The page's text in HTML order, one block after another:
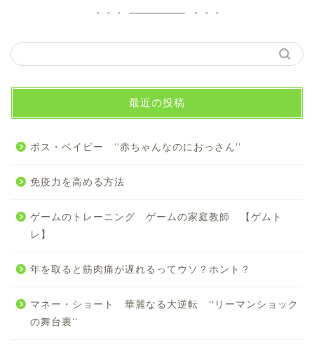
最近の投稿
ボス・ベイビー ‘‘赤ちゃんなのにおっさん‘‘
免疫力を高める方法
ゲームのトレーニング ゲームの家庭教師 【ゲムト
レ】
年を取ると筋肉痛が遅れるってウソ？ホント？
マネー・ショート 華麗なる大逆転 ‘‘リーマンショック
の舞台裏‘‘